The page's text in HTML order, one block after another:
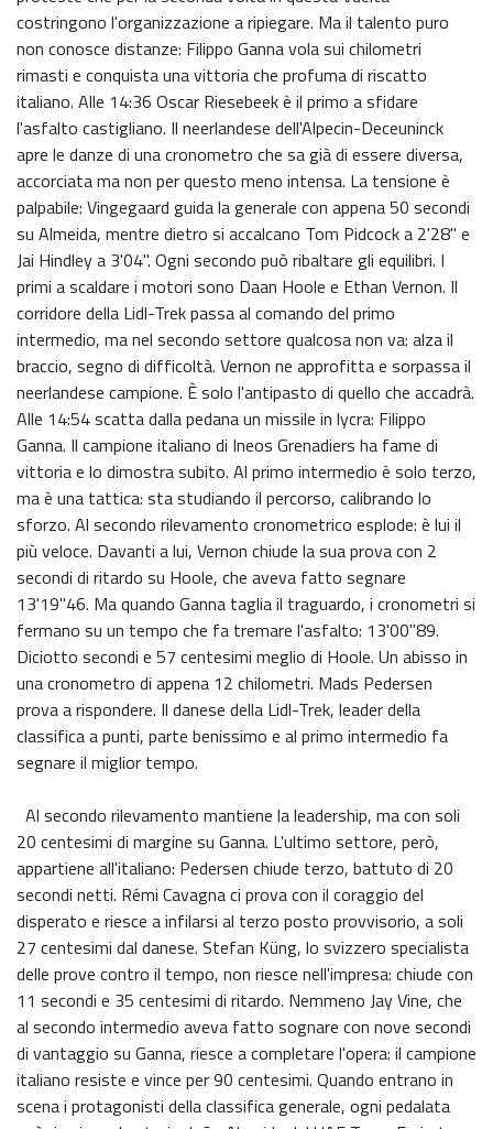
costringono l'organizzazione a ripiegare. Ma il talento puro
non conosce distanze: Filippo Ganna vola sui chilometri
rimasti e conquista una vittoria che profuma di riscatto
italiano. Alle 14:36 Oscar Riesebeek è il primo a sfidare
l'asfalto castigliano. Il neerlandese dell'Alpecin-Deceuninck
apre le danze di una cronometro che sa già di essere diversa,
accorciata ma non per questo meno intensa. La tensione è
palpabile: Vingegaard guida la generale con appena 50 secondi
su Almeida, mentre dietro si accalcano Tom Pidcock a 2'28" e
Jai Hindley a 3'04". Ogni secondo può ribaltare gli equilibri. I
primi a scaldare i motori sono Daan Hoole e Ethan Vernon. Il
corridore della Lidl-Trek passa al comando del primo
intermedio, ma nel secondo settore qualcosa non va: alza il
braccio, segno di difficoltà. Vernon ne approfitta e sorpassa il
neerlandese campione. È solo l'antipasto di quello che accadrà.
Alle 14:54 scatta dalla pedana un missile in lycra: Filippo
Ganna. Il campione italiano di Ineos Grenadiers ha fame di
vittoria e lo dimostra subito. Al primo intermedio è solo terzo,
ma è una tattica: sta studiando il percorso, calibrando lo
sforzo. Al secondo rilevamento cronometrico esplode: è lui il
più veloce. Davanti a lui, Vernon chiude la sua prova con 2
secondi di ritardo su Hoole, che aveva fatto segnare
13'19"46. Ma quando Ganna taglia il traguardo, i cronometri si
fermano su un tempo che fa tremare l'asfalto: 13'00"89.
Diciotto secondi e 57 centesimi meglio di Hoole. Un abisso in
una cronometro di appena 12 chilometri. Mads Pedersen
prova a rispondere. Il danese della Lidl-Trek, leader della
classifica a punti, parte benissimo e al primo intermedio fa
segnare il miglior tempo.
Al secondo rilevamento mantiene la leadership, ma con soli
20 centesimi di margine su Ganna. L'ultimo settore, però,
appartiene all'italiano: Pedersen chiude terzo, battuto di 20
secondi netti. Rémi Cavagna ci prova con il coraggio del
disperato e riesce a infilarsi al terzo posto provvisorio, a soli
27 centesimi dal danese. Stefan Küng, lo svizzero specialista
delle prove contro il tempo, non riesce nell'impresa: chiude con
11 secondi e 35 centesimi di ritardo. Nemmeno Jay Vine, che
al secondo intermedio aveva fatto sognare con nove secondi
di vantaggio su Ganna, riesce a completare l'opera: il campione
italiano resiste e vince per 90 centesimi. Quando entrano in
scena i protagonisti della classifica generale, ogni pedalata